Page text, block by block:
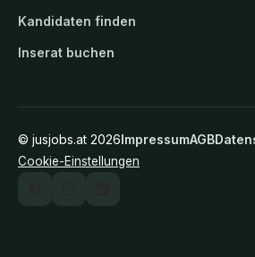
Kandidaten finden
Inserat buchen
© jusjobs.at 2026ImpressumAGB
Cookie-Einstellungen